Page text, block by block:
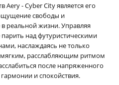
- Cyber City является его
свободы и
реальной жизни. Управляя
над футуристическими
наслаждаясь не только
расслабляющим ритмом
после напряженного
и спокойствия.